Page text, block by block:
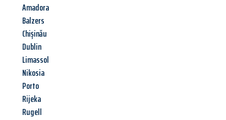
Amadora
Balzers
Chișinău
Dublin
Limassol
Nikosia
Porto
Rijeka
Rugell